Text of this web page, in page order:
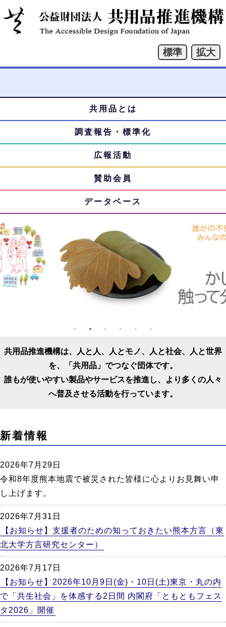
ャ
メ
ニ
ュ
ー
共用品とは
調査報告・標準化
広報活動
賛助会員
データベース
共用品推進機構は、人と人、人とモノ、人と社会、人と世界
を、
「共用品」でつなぐ団体です。
誰もが使いやすい製品やサービスを推進し、
より多くの人々
へ普及させる活動を行っています。
こ
こ
ら
新着情報
2026年7月29日
令和8年度熊本地震で被災された皆様に心よりお見舞い申
し上げます。
2026年7月31日
【お知らせ】支援者のための知っておきたい熊本方言（東
北大学方言研究センター）
2026年7月17日
【お知らせ】2026年10月9日(金)・10日(土)東京・丸の内
で「共生社会」を体感する2日間 内閣府「ともともフェス
タ2026」開催